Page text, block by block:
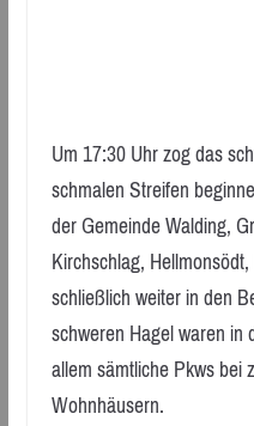
Um 17:30 Uhr zog das
schmalen Streifen
der Gemeinde Walding,
Kirchschlag,
schließlich weiter in den
schweren Hagel waren
allem sämtliche Pkws bei
Wohnhäusern.